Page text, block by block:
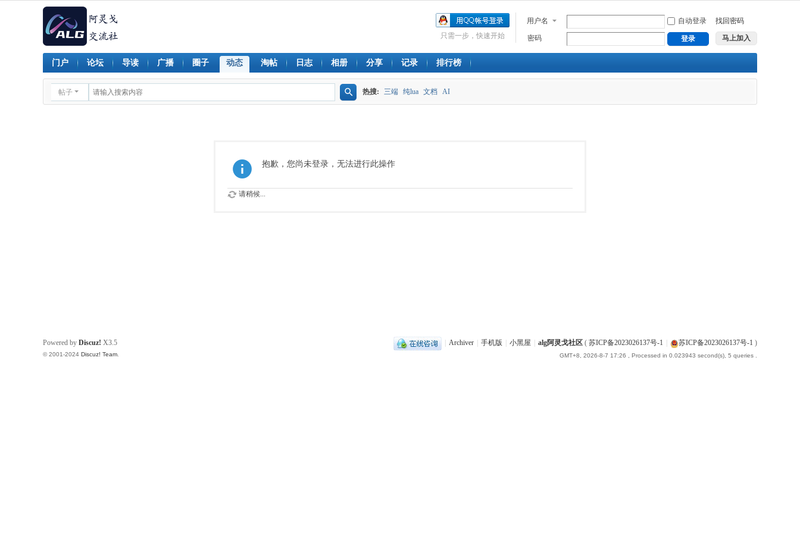
用户名 自动登录 找回密码
密码 登录 马上加入
只需一步，快速开始
门户 论坛 导读 广播 圈子 动态 淘帖 日志 相册 分享 记录 排行榜
帖子 热搜: 三端 纯lua 文档 AI
抱歉，您尚未登录，无法进行此操作
请稍候...
Archiver 手机版 小黑屋 alg阿灵戈社区 ( 苏ICP备2023026137号-1 苏ICP备2023026137号-1 )
GMT+8, 2026-8-7 17:26 , Processed in 0.023943 second(s), 5 queries .
Powered by Discuz! X3.5
© 2001-2024 Discuz! Team